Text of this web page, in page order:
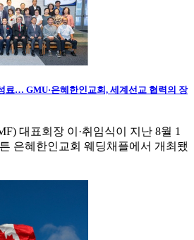
료… GMU·은혜한인교회, 세계선교 협력의 장
대표회장 이·취임식이 지난 8월 1
은혜한인교회 웨딩채플에서 개최됐